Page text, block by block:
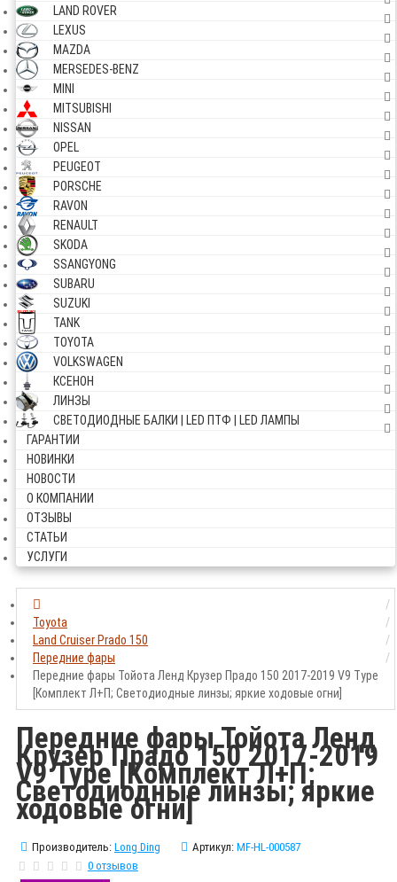
LAND ROVER
LEXUS
MAZDA
MERSEDES-BENZ
MINI
MITSUBISHI
NISSAN
OPEL
PEUGEOT
PORSCHE
RAVON
RENAULT
SKODA
SSANGYONG
SUBARU
SUZUKI
TANK
TOYOTA
VOLKSWAGEN
КСЕНОН
ЛИНЗЫ
СВЕТОДИОДНЫЕ БАЛКИ | LED ПТФ | LED ЛАМПЫ
ГАРАНТИИ
НОВИНКИ
НОВОСТИ
О КОМПАНИИ
ОТЗЫВЫ
СТАТЬИ
УСЛУГИ
Toyota
Land Cruiser Prado 150
Передние фары
Передние фары Тойота Ленд Крузер Прадо 150 2017-2019 V9 Type
[Комплект Л+П; Светодиодные линзы; яркие ходовые огни]
Передние фары Тойота Ленд
Крузер Прадо 150 2017-2019
V9 Type [Комплект Л+П;
Светодиодные линзы; яркие
ходовые огни]
Производитель: Long Ding Артикул: MF-HL-000587
0 отзывов